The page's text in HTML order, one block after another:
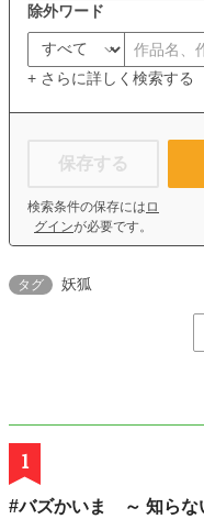
除外ワード
+ さらに詳しく検索する
保存する
検索条件の保存には ロ
グインが必要です。
タグ 妖狐
1
#バズかいま ～ 知らな